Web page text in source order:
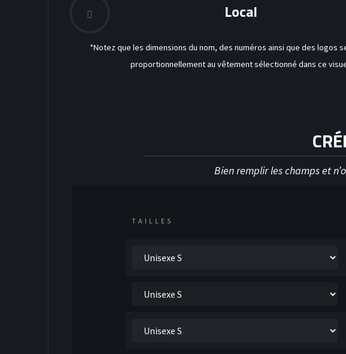
Local
*Notez que les dimensions du nom, des numéros ainsi que des logos
proportionnellement au vêtement sélectionné dans ce
Bien remplir les champs et
TAILLES